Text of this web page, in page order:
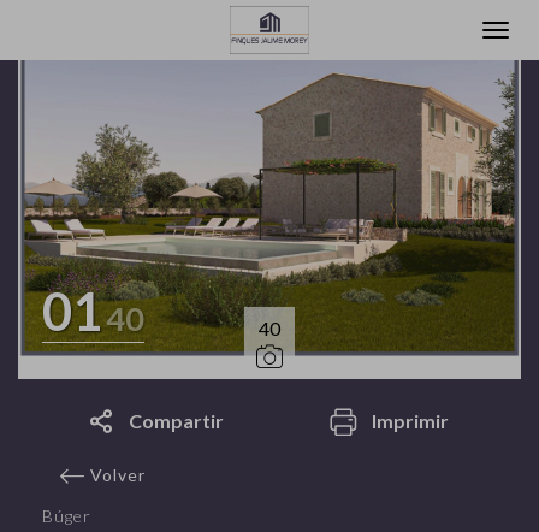
0140 40
Compartir Imprimir
Volver
Búger